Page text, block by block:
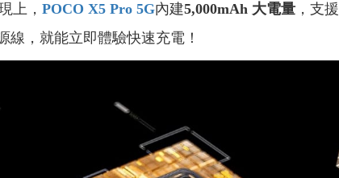
上， POCO X5 Pro 5G內建5,000mAh 大電量 ，支援
線，就能立即體驗快速充電！